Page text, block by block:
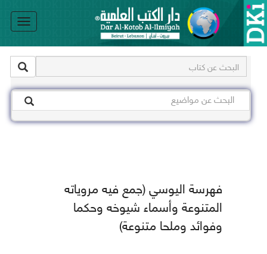
فهرسة اليوسي (جمع فيه مروياته
المتنوعة وأسماء شيوخه وحكما
وفوائد وملحا متنوعة)